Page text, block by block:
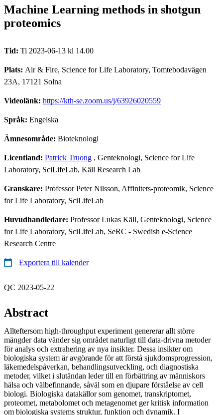
Machine Learning methods in shotgun
proteomics
Tid: Ti 2023-06-13 kl 14.00
Plats: Air & Fire, Science for Life Laboratory, Tomtebodavägen
23A, 17121 Solna
Videolänk: https://kth-se.zoom.us/j/63926020559
Språk: Engelska
Ämnesområde: Bioteknologi
Licentiand: Patrick Truong , Genteknologi, Science for Life
Laboratory, SciLifeLab, Käll Research Lab
Granskare: Professor Peter Nilsson, Affinitets-proteomik, Science
for Life Laboratory, SciLifeLab
Huvudhandledare: Professor Lukas Käll, Genteknologi, Science
for Life Laboratory, SciLifeLab, SeRC - Swedish e-Science
Research Centre
Exportera till kalender
QC 2023-05-22
Abstract
Allteftersom high-throughput experiment genererar allt större
mängder data vänder sig området naturligt till data-drivna metoder
för analys och extrahering av nya insikter. Dessa insikter om
biologiska system är avgörande för att förstå sjukdomsprogression,
läkemedelspåverkan, behandlingsutveckling, och diagnostiska
metoder, vilket i slutändan leder till en förbättring av människors
hälsa och välbefinnande, såväl som en djupare förståelse av cell
biologi. Biologiska datakällor som genomet, transkriptomet,
proteomet, metabolomet och metagenomet ger kritisk information
om biologiska systems struktur, funktion och dynamik. I